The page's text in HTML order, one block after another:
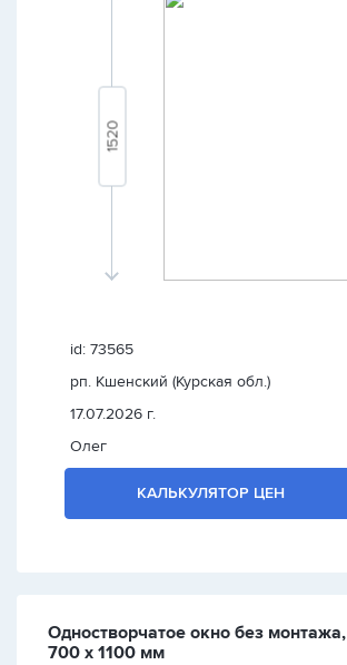
id: 73565
рп. Кшенский (Курская обл.)
17.07.2026 г.
Олег
КАЛЬКУЛЯТОР ЦЕН
Одностворчатое окно без монтажа,
700 х 1100 мм